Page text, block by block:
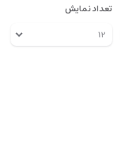
تعداد نمایش